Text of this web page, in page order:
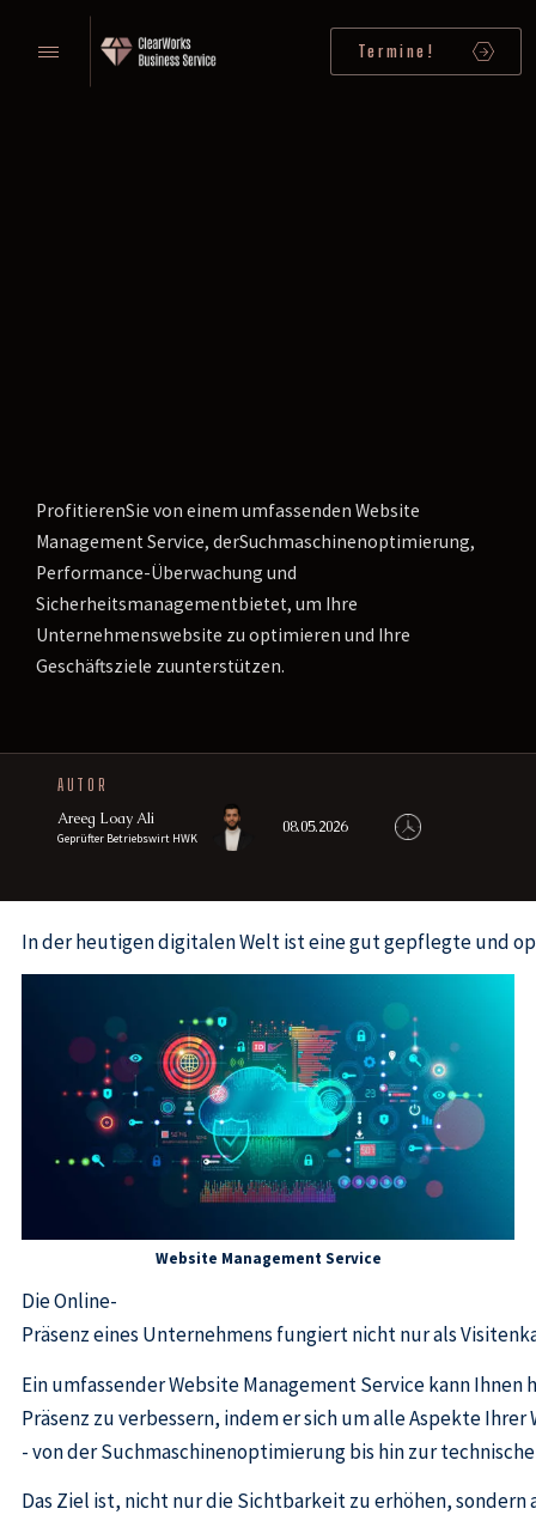
Termine!
ProfitierenSie von einem umfassenden Website
Management Service, derSuchmaschinenoptimierung,
Performance-Überwachung und
Sicherheitsmanagementbietet, um Ihre
Unternehmenswebsite zu optimieren und Ihre
Geschäftsziele zuunterstützen.
AUTOR
Areeg Loay Ali
Geprüfter Betriebswirt HWK
08.05.2026
In der heutigen digitalen Welt ist eine gut gepflegte und
Website Management Service
Die Online-
Präsenz eines Unternehmens fungiert nicht nur als
Ein umfassender Website Management Service kann Ihnen
Präsenz zu verbessern, indem er sich um alle Aspekte
- von der Suchmaschinenoptimierung bis hin zur
Das Ziel ist, nicht nur die Sichtbarkeit zu erhöhen,